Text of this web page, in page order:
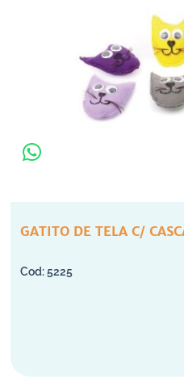
GATITO DE TELA C/
5225